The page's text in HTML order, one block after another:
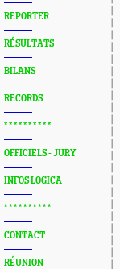
REPORTER
RÉSULTATS
BILANS
RECORDS
* * * * * * * * * *
OFFICIELS - JURY
INFOS LOGICA
* * * * * * * * * *
CONTACT
RÉUNION